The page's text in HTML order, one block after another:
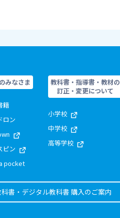
みなさま
籍
ロン
ピン
pocket
教科書・指導書・教材の
訂正・変更について
小学校
中学校
高等学校
書・デジタル教科書 購入のご案内